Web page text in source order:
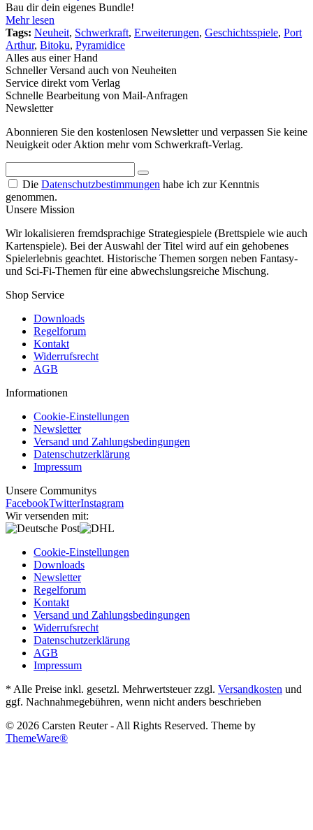
Bau dir dein eigenes Bundle!
Mehr lesen
Tags: Neuheit, Schwerkraft, Erweiterungen, Geschichtsspiele, Port
Arthur, Bitoku, Pyramidice
Alles aus einer Hand
Schneller Versand auch von Neuheiten
Service direkt vom Verlag
Schnelle Bearbeitung von Mail-Anfragen
Newsletter
Abonnieren Sie den kostenlosen Newsletter und verpassen Sie keine
Neuigkeit oder Aktion mehr vom Schwerkraft-Verlag.
Die Datenschutzbestimmungen habe ich zur Kenntnis
genommen.
Unsere Mission
Wir lokalisieren fremdsprachige Strategiespiele (Brettspiele wie auch
Kartenspiele). Bei der Auswahl der Titel wird auf ein gehobenes
Spielerlebnis geachtet. Historische Themen sorgen neben Fantasy-
und Sci-Fi-Themen für eine abwechslungsreiche Mischung.
Shop Service
Downloads
Regelforum
Kontakt
Widerrufsrecht
AGB
Informationen
Cookie-Einstellungen
Newsletter
Versand und Zahlungsbedingungen
Datenschutzerklärung
Impressum
Unsere Communitys
FacebookTwitterInstagram
Wir versenden mit:
Cookie-Einstellungen
Downloads
Newsletter
Regelforum
Kontakt
Versand und Zahlungsbedingungen
Widerrufsrecht
Datenschutzerklärung
AGB
Impressum
* Alle Preise inkl. gesetzl. Mehrwertsteuer zzgl. Versandkosten und
ggf. Nachnahmegebühren, wenn nicht anders beschrieben
© 2026 Carsten Reuter - All Rights Reserved. Theme by
ThemeWare®